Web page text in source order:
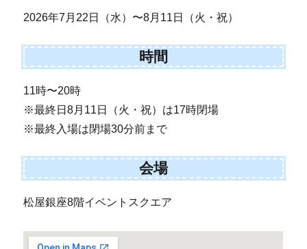
2026年7月22日（水）〜8月11日（火・祝）
時間
11時〜20時
※最終日8月11日（火・祝）は17時閉場
※最終入場は閉場30分前まで
会場
松屋銀座8階イベントスクエア